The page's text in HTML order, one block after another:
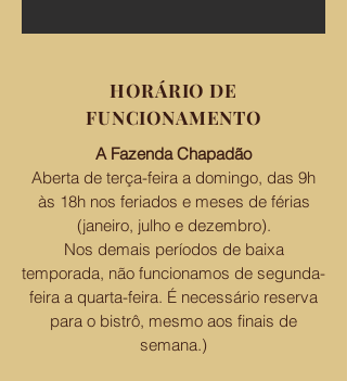
HORÁRIO DE
FUNCIONAMENTO
A Fazenda Chapadão
Aberta de terça-feira a domingo, das 9h
às 18h nos feriados e meses de férias
(janeiro, julho e dezembro).
Nos demais períodos de baixa
temporada, não funcionamos de segunda-
feira a quarta-feira. É necessário reserva
para o bistrô, mesmo aos finais de
semana.)